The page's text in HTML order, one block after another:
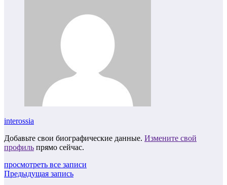
interossia
Добавьте свои биографические данные. Измените свой
профиль прямо сейчас.
просмотреть все записи
Предыдущая запись